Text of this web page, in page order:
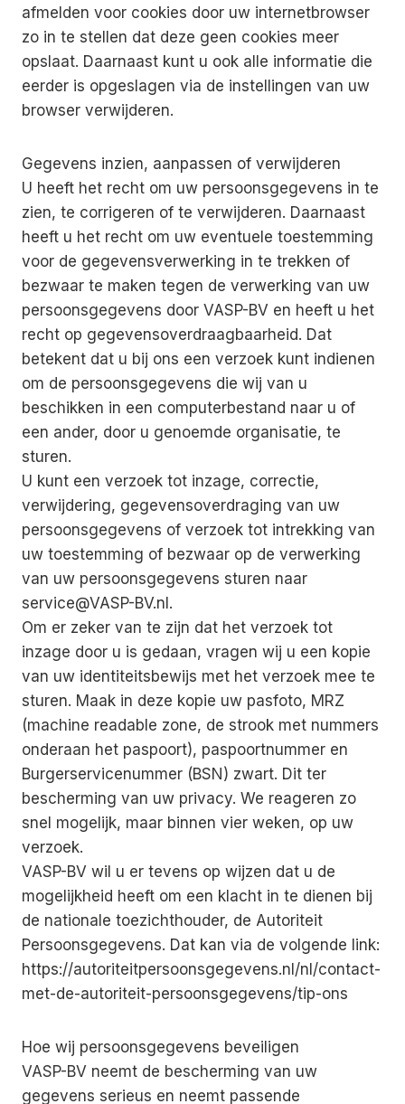
afmelden voor cookies door uw internetbrowser
zo in te stellen dat deze geen cookies meer
opslaat. Daarnaast kunt u ook alle informatie die
eerder is opgeslagen via de instellingen van uw
browser verwijderen.
Gegevens inzien, aanpassen of verwijderen
U heeft het recht om uw persoonsgegevens in te
zien, te corrigeren of te verwijderen. Daarnaast
heeft u het recht om uw eventuele toestemming
voor de gegevensverwerking in te trekken of
bezwaar te maken tegen de verwerking van uw
persoonsgegevens door VASP-BV en heeft u het
recht op gegevensoverdraagbaarheid. Dat
betekent dat u bij ons een verzoek kunt indienen
om de persoonsgegevens die wij van u
beschikken in een computerbestand naar u of
een ander, door u genoemde organisatie, te
sturen.
U kunt een verzoek tot inzage, correctie,
verwijdering, gegevensoverdraging van uw
persoonsgegevens of verzoek tot intrekking van
uw toestemming of bezwaar op de verwerking
van uw persoonsgegevens sturen naar
service@VASP-BV.nl.
Om er zeker van te zijn dat het verzoek tot
inzage door u is gedaan, vragen wij u een kopie
van uw identiteitsbewijs met het verzoek mee te
sturen. Maak in deze kopie uw pasfoto, MRZ
(machine readable zone, de strook met nummers
onderaan het paspoort), paspoortnummer en
Burgerservicenummer (BSN) zwart. Dit ter
bescherming van uw privacy. We reageren zo
snel mogelijk, maar binnen vier weken, op uw
verzoek.
VASP-BV wil u er tevens op wijzen dat u de
mogelijkheid heeft om een klacht in te dienen bij
de nationale toezichthouder, de Autoriteit
Persoonsgegevens. Dat kan via de volgende link:
https://autoriteitpersoonsgegevens.nl/nl/contact-
met-de-autoriteit-persoonsgegevens/tip-ons
Hoe wij persoonsgegevens beveiligen
VASP-BV neemt de bescherming van uw
gegevens serieus en neemt passende